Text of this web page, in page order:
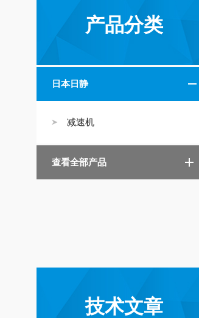
产品分类
日本日静
减速机
查看全部产品
技术文章